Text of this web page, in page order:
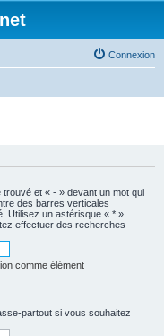
Connexion
et « - » devant un mot qui
des barres verticales
Utilisez un astérisque « * »
effectuer des recherches
comme élément
partout si vous souhaitez